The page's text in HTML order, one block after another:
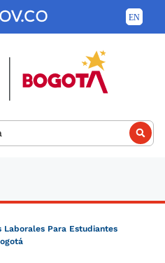
Para Estudiantes